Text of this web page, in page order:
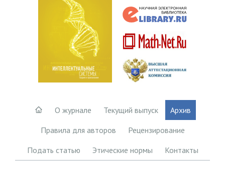
О журнале Текущий выпуск
Архив
Правила для авторов
Рецензирование
Подать статью
Этические нормы Контакты